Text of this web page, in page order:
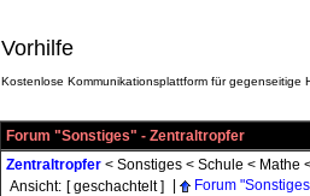
Vorhilfe
Kostenlose Kommunikationsplattform für gegenseitige
Forum "Sonstiges" - Zentraltropfer
Zentraltropfer < Sonstiges < Schule < Mathe
Ansicht: [ geschachtelt ] Forum